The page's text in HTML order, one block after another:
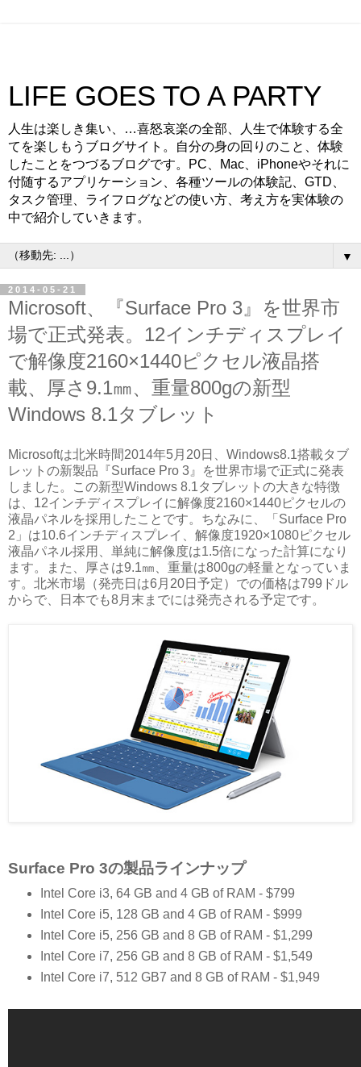
LIFE GOES TO A PARTY
人生は楽しき集い、…喜怒哀楽の全部、人生で体験する全
てを楽しもうブログサイト。自分の身の回りのこと、体験
したことをつづるブログです。PC、Mac、iPhoneやそれに
付随するアプリケーション、各種ツールの体験記、GTD、
タスク管理、ライフログなどの使い方、考え方を実体験の
中で紹介していきます。
▼
2014-05-21
Microsoft、『Surface Pro 3』を世界市
場で正式発表。12インチディスプレイ
で解像度2160×1440ピクセル液晶搭
載、厚さ9.1㎜、重量800gの新型
Windows 8.1タブレット
Microsoftは北米時間2014年5月20日、Windows8.1搭載タブ
レットの新製品『Surface Pro 3』を世界市場で正式に発表
しました。この新型Windows 8.1タブレットの大きな特徴
は、12インチディスプレイに解像度2160×1440ピクセルの
液晶パネルを採用したことです。ちなみに、「Surface Pro
2」は10.6インチディスプレイ、解像度1920×1080ピクセル
液晶パネル採用、単純に解像度は1.5倍になった計算になり
ます。また、厚さは9.1㎜、重量は800gの軽量となっていま
す。北米市場（発売日は6月20日予定）での価格は799ドル
からで、日本でも8月末までには発売される予定です。
Surface Pro 3の製品ラインナップ
Intel Core i3, 64 GB and 4 GB of RAM - $799
Intel Core i5, 128 GB and 4 GB of RAM - $999
Intel Core i5, 256 GB and 8 GB of RAM - $1,299
Intel Core i7, 256 GB and 8 GB of RAM - $1,549
Intel Core i7, 512 GB7 and 8 GB of RAM - $1,949